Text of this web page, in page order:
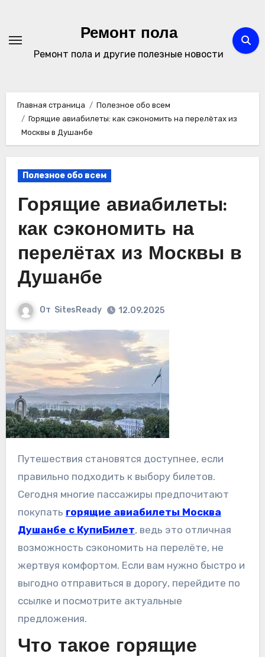
содержимому
Ремонт пола
Ремонт пола и другие полезные новости
Главная страница
Полезное обо всем
Горящие авиабилеты: как сэкономить на перелётах из
Москвы в Душанбе
Полезное обо всем
Горящие авиабилеты:
как сэкономить на
перелётах из Москвы в
Душанбе
От SitesReady 12.09.2025
Путешествия становятся доступнее, если
правильно подходить к выбору билетов.
Сегодня многие пассажиры предпочитают
покупать горящие авиабилеты Москва
Душанбе с КупиБилет, ведь это отличная
возможность сэкономить на перелёте, не
жертвуя комфортом. Если вам нужно быстро и
выгодно отправиться в дорогу, перейдите по
ссылке и посмотрите актуальные
предложения.
Что такое горящие